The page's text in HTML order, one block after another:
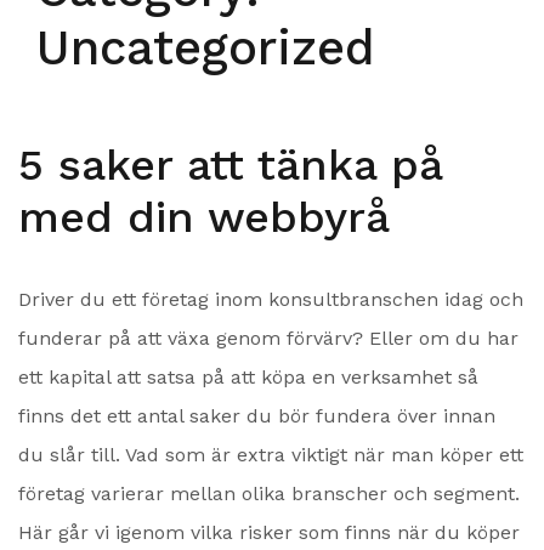
Uncategorized
5 saker att tänka på
med din webbyrå
Driver du ett företag inom konsultbranschen idag och
funderar på att växa genom förvärv? Eller om du har
ett kapital att satsa på att köpa en verksamhet så
finns det ett antal saker du bör fundera över innan
du slår till. Vad som är extra viktigt när man köper ett
företag varierar mellan olika branscher och segment.
Här går vi igenom vilka risker som finns när du köper